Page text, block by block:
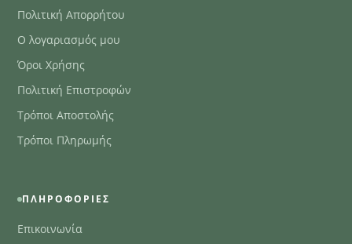
Πολιτική Απορρήτου
Ο λογαριασμός μου
Όροι Χρήσης
Πολιτική Επιστροφών
Τρόποι Αποστολής
Τρόποι Πληρωμής
ΠΛΗΡΟΦΟΡΊΕΣ
Επικοινωνία